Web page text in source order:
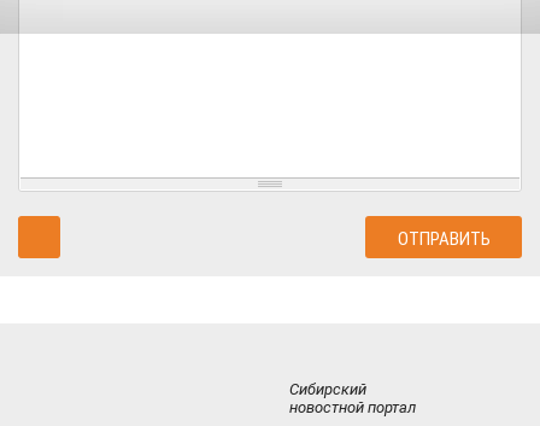
Сибирский
новостной портал